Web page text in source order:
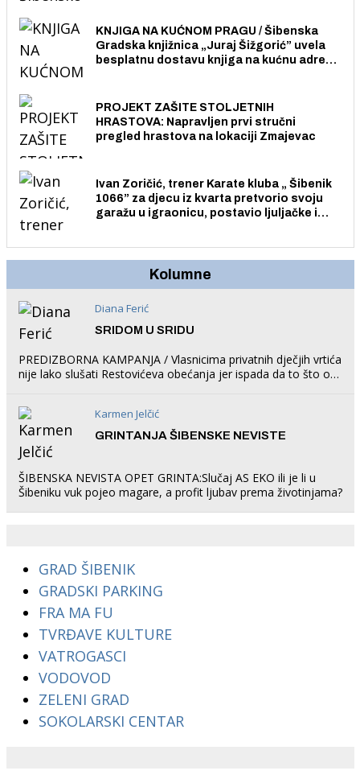
KNJIGA NA KUĆNOM PRAGU / Šibenska
Gradska knjižnica „Juraj Šižgorić” uvela
besplatnu dostavu knjiga na kućnu adresu
PROJEKT ZAŠITE STOLJETNIH
HRASTOVA: Napravljen prvi stručni
pregled hrastova na lokaciji Zmajevac
Ivan Zoričić, trener Karate kluba „ Šibenik
1066” za djecu iz kvarta pretvorio svoju
garažu u igraonicu, postavio ljuljačke i
Kolumne
Diana Ferić
SRIDOM U SRIDU
PREDIZBORNA KAMPANJA / Vlasnicima privatnih dječjih vrtića
nije lako slušati Restovićeva obećanja jer ispada da to što oni
Karmen Jelčić
GRINTANJA ŠIBENSKE NEVISTE
ŠIBENSKA NEVISTA OPET GRINTA:Slučaj AS EKO ili je li u
Šibeniku vuk pojeo magare, a profit ljubav prema životinjama?
GRAD ŠIBENIK
GRADSKI PARKING
FRA MA FU
TVRĐAVE KULTURE
VATROGASCI
VODOVOD
ZELENI GRAD
SOKOLARSKI CENTAR